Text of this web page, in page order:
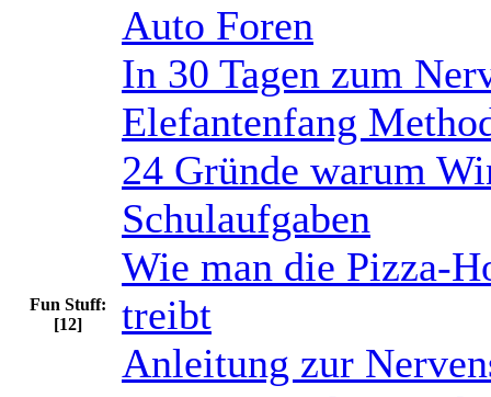
Fun Stuff:
[12]
Auto Foren
In 30 Tagen zum
Elefantenfang
24 Gründe warum
Schulaufgaben
Wie man die Pizza-
treibt
Anleitung zur